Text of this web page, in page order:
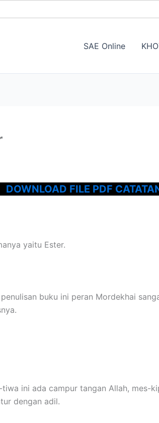
SAE Online
DOWNLOAD FILE PDF
yaitu Ester.
buku ini peran Mordekhai
ini ada campur tangan Allah, mes-
dengan adil.